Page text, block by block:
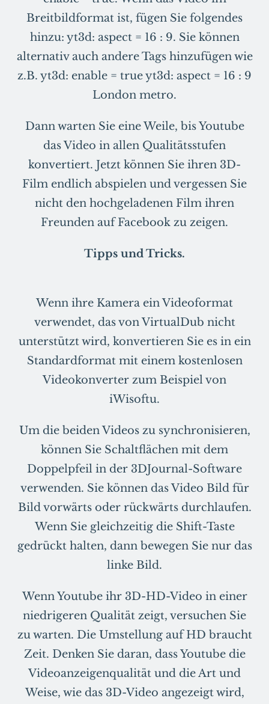
Breitbildformat ist, fügen Sie folgendes
hinzu: yt3d: aspect = 16 : 9. Sie können
alternativ auch andere Tags hinzufügen wie
z.B. yt3d: enable = true yt3d: aspect = 16 : 9
London metro.
Dann warten Sie eine Weile, bis Youtube
das Video in allen Qualitätsstufen
konvertiert. Jetzt können Sie ihren 3D-
Film endlich abspielen und vergessen Sie
nicht den hochgeladenen Film ihren
Freunden auf Facebook zu zeigen.
Tipps und Tricks.
Wenn ihre Kamera ein Videoformat
verwendet, das von VirtualDub nicht
unterstützt wird, konvertieren Sie es in ein
Standardformat mit einem kostenlosen
Videokonverter zum Beispiel von
iWisoftu.
Um die beiden Videos zu synchronisieren,
können Sie Schaltflächen mit dem
Doppelpfeil in der 3DJournal-Software
verwenden. Sie können das Video Bild für
Bild vorwärts oder rückwärts durchlaufen.
Wenn Sie gleichzeitig die Shift-Taste
gedrückt halten, dann bewegen Sie nur das
linke Bild.
Wenn Youtube ihr 3D-HD-Video in einer
niedrigeren Qualität zeigt, versuchen Sie
zu warten. Die Umstellung auf HD braucht
Zeit. Denken Sie daran, dass Youtube die
Videoanzeigenqualität und die Art und
Weise, wie das 3D-Video angezeigt wird,